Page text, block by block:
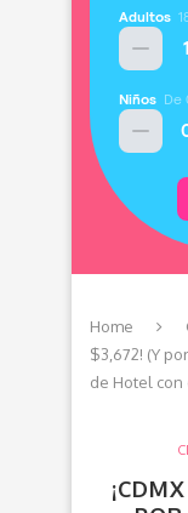
Home
$3,672! (Y
de Hotel con